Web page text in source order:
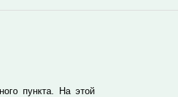
пункта. На этой